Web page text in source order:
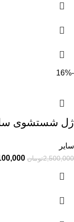
-16%
ژل شستشوی
سایر
2,500,000تومان